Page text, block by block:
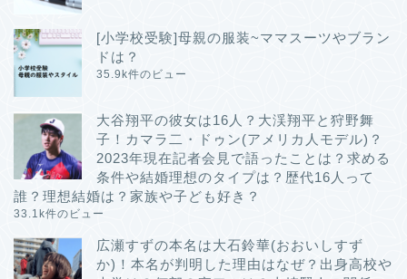
[小学校受験]母親の服装~ママスーツやブラン
ドは？
35.9k件のビュー
大谷翔平の彼女は16人？大渓翔平と狩野舞
子！カマラ二・ドゥン(アメリカ人モデル)？
2023年現在記者会見で語ったことは？求める
条件や結婚理想のタイプは？歴代16人って
誰？理想結婚は？家族や子ども好き？
33.1k件のビュー
広瀬すずの本名は大石鈴華(おおいしすず
か)！本名が判明した理由はなぜ？出身高校や